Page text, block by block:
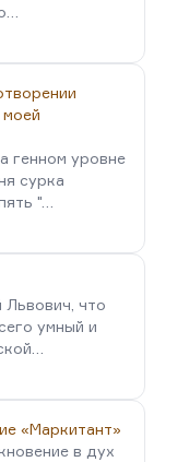
генном уровне
сурка
"…
Львович, что
умный и
«Маркитант»
в дух